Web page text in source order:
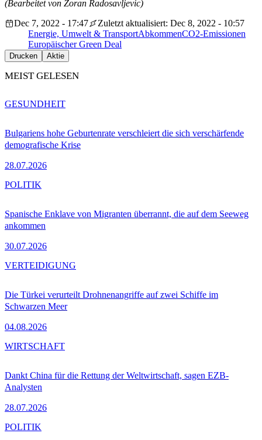
(Bearbeitet von Zoran Radosavljevic)
Dec 7, 2022 - 17:47
Zuletzt aktualisiert: Dec 8, 2022 - 10:57
Energie, Umwelt & TransportAbkommenCO2-Emissionen
Europäischer Green Deal
Drucken Aktie
MEIST GELESEN
Bulgariens hohe Geburtenrate verschleiert die sich verschärfende
demografische Krise
28.07.2026
GESUNDHEIT
Spanische Enklave von Migranten überrannt, die auf dem Seeweg
ankommen
30.07.2026
POLITIK
Die Türkei verurteilt Drohnenangriffe auf zwei Schiffe im
Schwarzen Meer
04.08.2026
VERTEIDIGUNG
Dankt China für die Rettung der Weltwirtschaft, sagen EZB-
Analysten
28.07.2026
WIRTSCHAFT
POLITIK